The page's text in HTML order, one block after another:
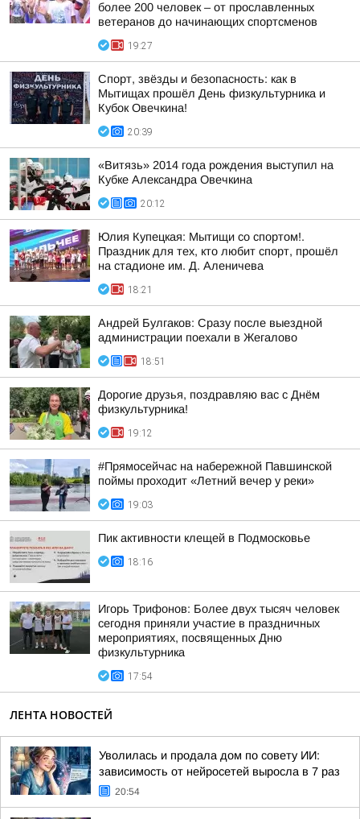
более 200 человек – от прославленных
ветеранов до начинающих спортсменов
19:27
Спорт, звёзды и безопасность: как в
Мытищах прошёл День физкультурника и
Кубок Овечкина!
20:39
«Витязь» 2014 года рождения выступил на
Кубке Александра Овечкина
20:12
Юлия Купецкая: Мытищи со спортом!.
Праздник для тех, кто любит спорт, прошёл
на стадионе им. Д. Аленичева
18:21
Андрей Булгаков: Сразу после выездной
администрации поехали в Жегалово
18:51
Дорогие друзья, поздравляю вас с Днём
физкультурника!
19:12
#Прямосейчас на набережной Павшинской
поймы проходит «Летний вечер у реки»
19:03
Пик активности клещей в Подмосковье
18:16
Игорь Трифонов: Более двух тысяч человек
сегодня приняли участие в праздничных
мероприятиях, посвященных Дню
физкультурника
17:54
ЛЕНТА НОВОСТЕЙ
Уволилась и продала дом по совету ИИ:
зависимость от нейросетей выросла в 7 раз
20:54